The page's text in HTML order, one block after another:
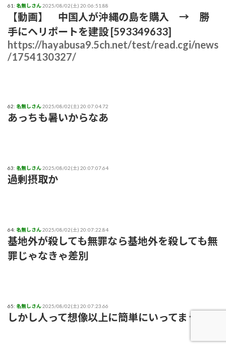
61: 名無しさん2025/08/02(土) 20:06:51.88
【動画】 中国人が沖縄の島を購入 → 勝
手にヘリポートを建設 [593349633]
https://hayabusa9.5ch.net/test/read.cgi/news
/1754130327/
62: 名無しさん2025/08/02(土) 20:07:04.72
あっちも暑いからなあ
63: 名無しさん2025/08/02(土) 20:07:07.64
過剰摂取か
64: 名無しさん2025/08/02(土) 20:07:22.84
基地外が殺しても無罪なら基地外を殺しても無
罪じゃなきゃ差別
65: 名無しさん2025/08/02(土) 20:07:23.66
しかし人って想像以上に簡単にいってまうな